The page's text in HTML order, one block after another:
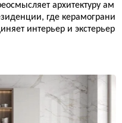
архитектуру ам
где керамограни
интерьер и экстерьер